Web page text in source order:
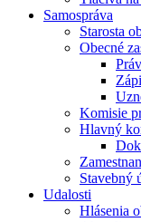
Samospráva
Starosta
Obecné
Komisie
Hlavný
Stavebný
Udalosti
Hlásenia